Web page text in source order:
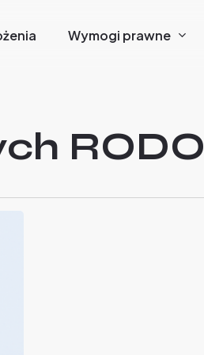
Wymogi prawne
RODO